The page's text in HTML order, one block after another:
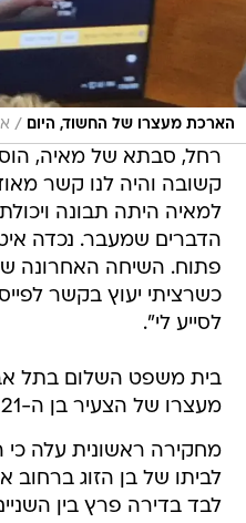
הארכת מעצרו של החשוד, היום /
רחל, סבתא של מאיה,
קשובה והיה לנו קשר
למאיה היתה תבונה
הדברים שמעבר. נכדה
פתוח. השיחה האחרונה
כשרציתי יעוץ בקשר
לסייע לי".
בית משפט השלום בתל
מעצרו של הצעיר בן ה-21 החשוד ברצח ווישניאק.
מחקירה ראשונית עלה
לביתו של בן הזוג ברחוב
לבד בדירה פרץ בין